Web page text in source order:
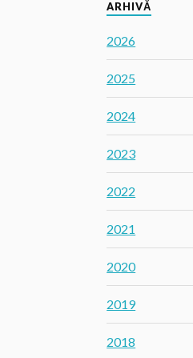
ARHIVĂ
2026
2025
2024
2023
2022
2021
2020
2019
2018